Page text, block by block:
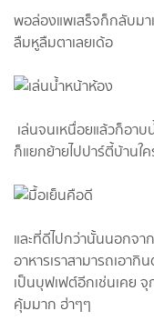
พอล่องแพเสร็จก็กลับม
ลืมหูลืมตาเลยเด้อ
เล่นจนเหนื่อยแล้วก็อา
ก็แยกย้ายไปปาร์ตี้บ้านใ
และที่ดีไปกว่านั้นนอกจา
อาหารเราสามารถเอา
เป็นบุฟเฟต์อีกเช่นเคย
คุ้มมาก ฮ่าๆๆ